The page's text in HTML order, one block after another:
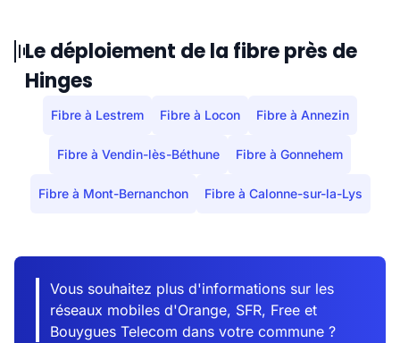
Le déploiement de la fibre près de
Hinges
Fibre à Lestrem Fibre à Locon Fibre à Annezin
Fibre à Vendin-lès-Béthune Fibre à Gonnehem
Fibre à Mont-Bernanchon Fibre à Calonne-sur-la-Lys
Vous souhaitez plus d'informations sur les
réseaux mobiles d'Orange, SFR, Free et
Bouygues Telecom dans votre commune ?